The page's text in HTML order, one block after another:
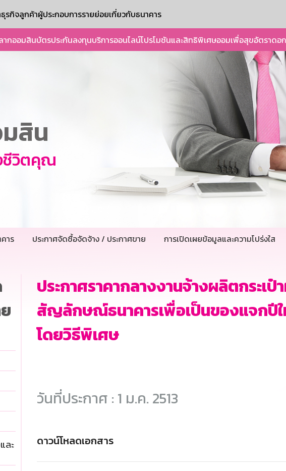
รกิจลูกค้าผู้ประกอบการรายย่อยเกี่ยวกับธนาคาร
ากออมสินบัตรประกันลงทุนบริการออนไลน์โปรโมชันและสิทธิพิเศษออมเพื่อสุขอัตราดอ
มสิน
ชีวิตคุณ
าร ประกาศจัดซื้อจัดจ้าง / ประกาศขาย การเปิดเผยข้อมูลและความโปร่งใส
ละ
ประกาศราคากลางงานจ้างผลิตกระเ
สัญลักษณ์ธนาคารเพื่อเป็นของแจกปีใ
โดยวิธีพิเศษ
วันที่ประกาศ : 1 ม.ค. 2513
ดาวน์โหลดเอกสาร